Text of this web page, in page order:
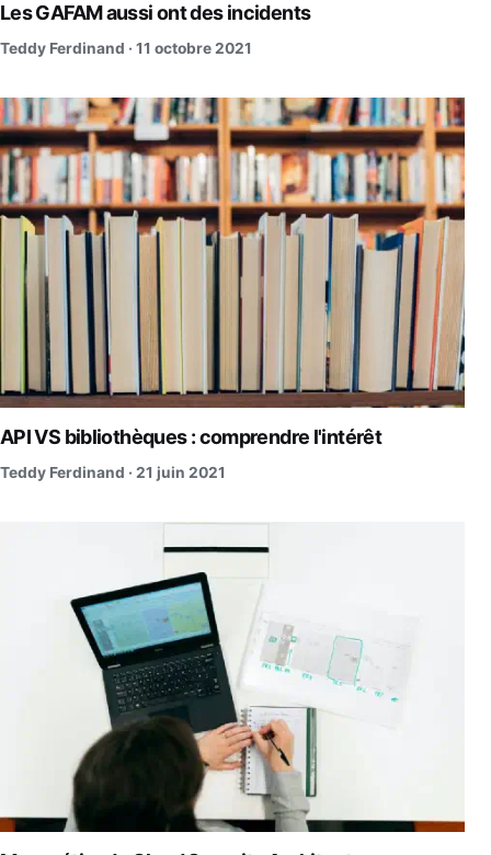
Les GAFAM aussi ont des incidents
Teddy Ferdinand · 11 octobre 2021
API VS bibliothèques : comprendre l'intérêt
Teddy Ferdinand · 21 juin 2021